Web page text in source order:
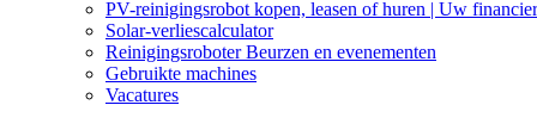
PV-reinigingsrobot kopen, leasen of huren | Uw
Solar-verliescalculator
Reinigingsroboter Beurzen en evenementen
Gebruikte machines
Vacatures